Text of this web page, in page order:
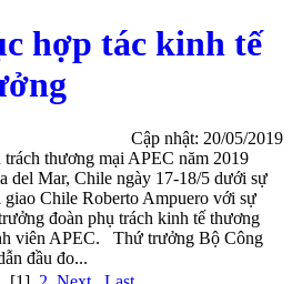
hợp tác kinh tế
Cập nhật: 20/05/2019
thương mại APEC năm 2019
del Mar, Chile ngày 17-18/5 dưới sự
Chile Roberto Ampuero với sự
đoàn phụ trách kinh tế thương
viên APEC. Thứ trưởng Bộ Công
đầu đo...